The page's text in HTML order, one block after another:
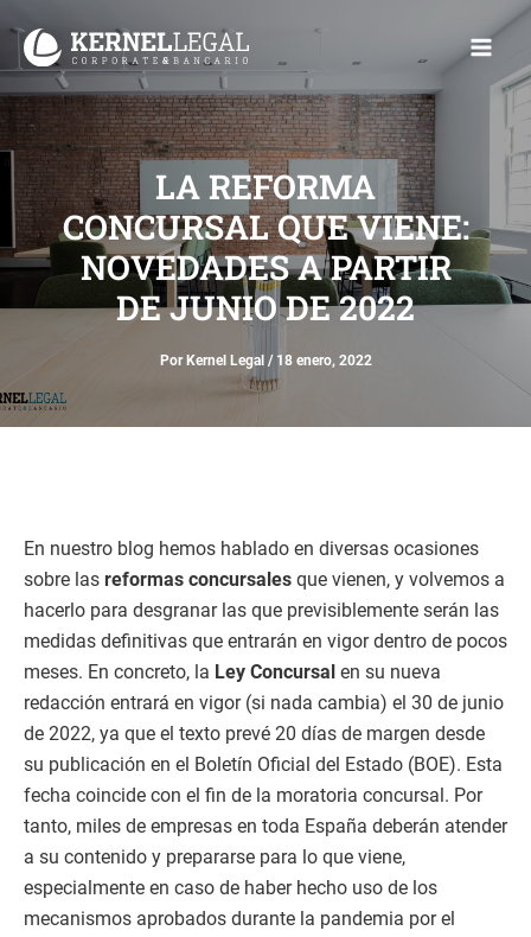
contenido
Main
LA REFORMA
CONCURSAL QUE VIENE:
NOVEDADES A PARTIR
DE JUNIO DE 2022
Por Kernel Legal / 18 enero, 2022
En nuestro blog hemos hablado en diversas ocasiones
sobre las reformas concursales que vienen, y volvemos a
hacerlo para desgranar las que previsiblemente serán las
medidas definitivas que entrarán en vigor dentro de pocos
meses. En concreto, la Ley Concursal en su nueva
redacción entrará en vigor (si nada cambia) el 30 de junio
de 2022, ya que el texto prevé 20 días de margen desde
su publicación en el Boletín Oficial del Estado (BOE). Esta
fecha coincide con el fin de la moratoria concursal. Por
tanto, miles de empresas en toda España deberán atender
a su contenido y prepararse para lo que viene,
especialmente en caso de haber hecho uso de los
mecanismos aprobados durante la pandemia por el